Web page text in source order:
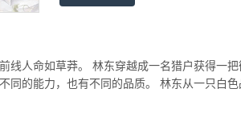
线人命如草莽。 林东穿越成一名猎户获得一
同的能力，也有不同的品质。 林东从一只白